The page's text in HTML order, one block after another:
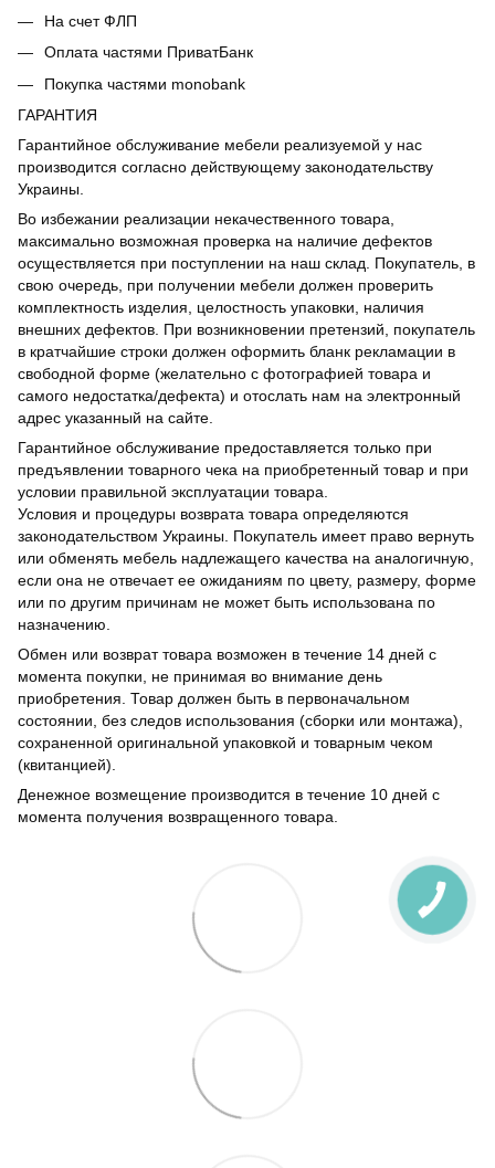
На счет ФЛП
Оплата частями ПриватБанк
Покупка частями monobank
ГАРАНТИЯ
Гарантийное обслуживание мебели реализуемой у нас
производится согласно действующему законодательству
Украины.
Во избежании реализации некачественного товара,
максимально возможная проверка на наличие дефектов
осуществляется при поступлении на наш склад. Покупатель, в
свою очередь, при получении мебели должен проверить
комплектность изделия, целостность упаковки, наличия
внешних дефектов. При возникновении претензий, покупатель
в кратчайшие строки должен оформить бланк рекламации в
свободной форме (желательно с фотографией товара и
самого недостатка/дефекта) и отослать нам на электронный
адрес указанный на сайте.
Гарантийное обслуживание предоставляется только при
предъявлении товарного чека на приобретенный товар и при
условии правильной эксплуатации товара.
Условия и процедуры возврата товара определяются
законодательством Украины. Покупатель имеет право вернуть
или обменять мебель надлежащего качества на аналогичную,
если она не отвечает ее ожиданиям по цвету, размеру, форме
или по другим причинам не может быть использована по
назначению.
Обмен или возврат товара возможен в течение 14 дней с
момента покупки, не принимая во внимание день
приобретения. Товар должен быть в первоначальном
состоянии, без следов использования (сборки или монтажа),
сохраненной оригинальной упаковкой и товарным чеком
(квитанцией).
Денежное возмещение производится в течение 10 дней с
момента получения возвращенного товара.